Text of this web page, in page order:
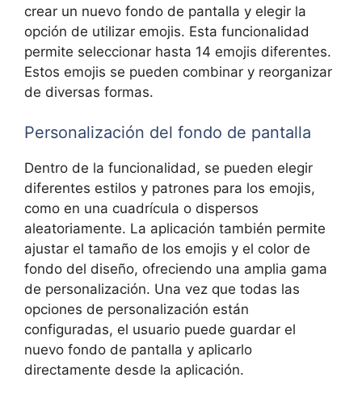
crear un nuevo fondo de pantalla y elegir la
opción de utilizar emojis. Esta funcionalidad
permite seleccionar hasta 14 emojis diferentes.
Estos emojis se pueden combinar y reorganizar
de diversas formas.
Personalización del fondo de pantalla
Dentro de la funcionalidad, se pueden elegir
diferentes estilos y patrones para los emojis,
como en una cuadrícula o dispersos
aleatoriamente. La aplicación también permite
ajustar el tamaño de los emojis y el color de
fondo del diseño, ofreciendo una amplia gama
de personalización. Una vez que todas las
opciones de personalización están
configuradas, el usuario puede guardar el
nuevo fondo de pantalla y aplicarlo
directamente desde la aplicación.